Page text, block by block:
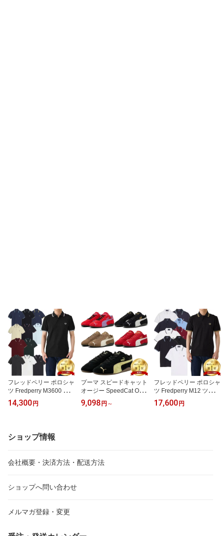
フレッドペリー ポロシャ
ツ Fredperry M3600 ツイ
ン ティップド Fred Perry
フレッド ペリー メンズ
14,300 円
プーマ スピードキャット
オージー SpeedCat OG
ドライビングシューズ ス
ニーカー 398846 スウェ
9,098 円 ～
フレッドペリー ポロシャ
ツ Fredperry M12 ツイン
ティップド Fred Perry フ
レッド ペリー メンズ か
17,600 円
ショップ情報
会社概要・決済方法・配送方法
ショップへ問い合わせ
メルマガ登録・変更